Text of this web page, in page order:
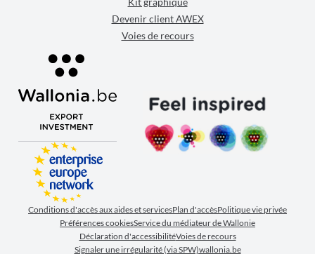
Devenir client AWEX
Voies de recours
Conditions d'accès aux aides et servicesPlan d'accèsPolitique vie privée
Préférences cookiesService du médiateur de Wallonie
Déclaration d'accessibilitéVoies de recours
Signaler une irrégularité (via SPW)wallonia.be